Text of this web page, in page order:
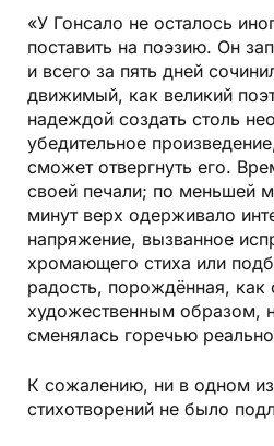
«У Гонсало не осталось
поставить на поэзию. Он
и всего за пять дней
движимый, как великий
надеждой создать столь
убедительное
сможет отвергнуть его.
своей печали; по меньшей
минут верх одерживало
напряжение, вызванное
хромающего стиха или
радость, порождённая, как
художественным образом,
сменялась горечью
К сожалению, ни в одном
стихотворений не было